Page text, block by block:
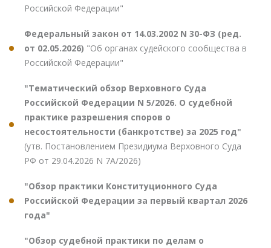
Российской Федерации"
Федеральный закон от 14.03.2002 N 30-ФЗ (ред.
от 02.05.2026) "Об органах судейского сообщества в
Российской Федерации"
"Тематический обзор Верховного Суда
Российской Федерации N 5/2026. О судебной
практике разрешения споров о
несостоятельности (банкротстве) за 2025 год"
(утв. Постановлением Президиума Верховного Суда
РФ от 29.04.2026 N 7А/2026)
"Обзор практики Конституционного Суда
Российской Федерации за первый квартал 2026
года"
"Обзор судебной практики по делам о